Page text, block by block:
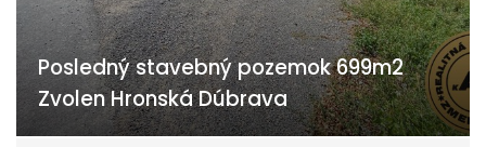
Posledný stavebný pozemok 699m2
Zvolen Hronská Dúbrava